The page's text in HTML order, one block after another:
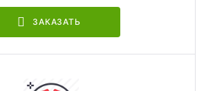
ЗАКАЗАТЬ